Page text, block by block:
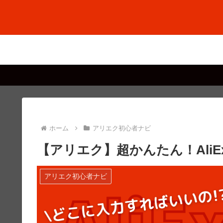
ホーム アリエク初心者ナビ
【アリエク】超かんたん！
アリエク初心者ナビ